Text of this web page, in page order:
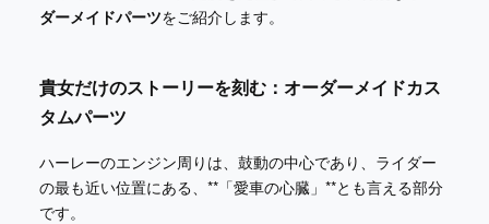
ダーメイドパーツをご紹介します。
貴女だけのストーリーを刻む：オーダーメイドカス
タムパーツ
ハーレーのエンジン周りは、鼓動の中心であり、ライダー
の最も近い位置にある、**「愛車の心臓」**とも言える部分
です。